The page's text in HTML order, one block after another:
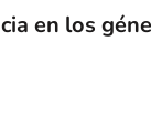
en los